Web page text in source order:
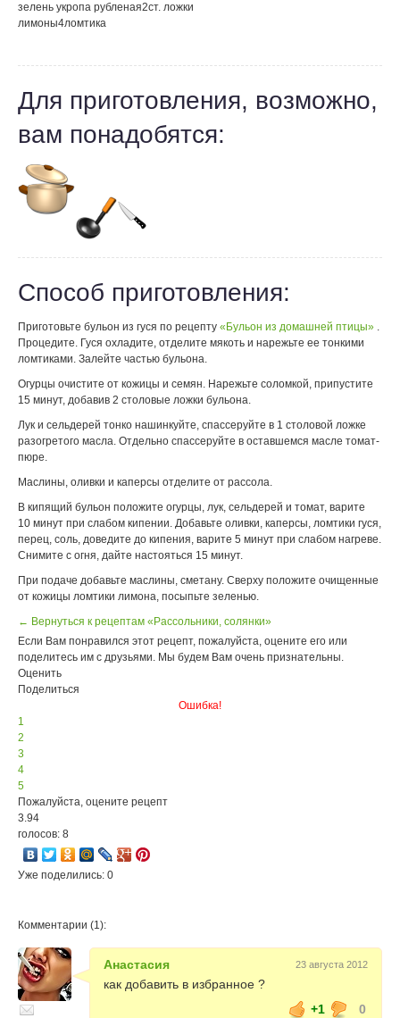
зелень укропа рубленая2ст. ложки
лимоны4ломтика
Для приготовления, возможно,
вам понадобятся:
Способ приготовления:
Приготовьте бульон из гуся по рецепту «Бульон из домашней птицы» .
Процедите. Гуся охладите, отделите мякоть и нарежьте ее тонкими
ломтиками. Залейте частью бульона.
Огурцы очистите от кожицы и семян. Нарежьте соломкой, припустите
15 минут, добавив 2 столовые ложки бульона.
Лук и сельдерей тонко нашинкуйте, спассеруйте в 1 столовой ложке
разогретого масла. Отдельно спассеруйте в оставшемся масле томат-
пюре.
Маслины, оливки и каперсы отделите от рассола.
В кипящий бульон положите огурцы, лук, сельдерей и томат, варите
10 минут при слабом кипении. Добавьте оливки, каперсы, ломтики гуся,
перец, соль, доведите до кипения, варите 5 минут при слабом нагреве.
Снимите с огня, дайте настояться 15 минут.
При подаче добавьте маслины, сметану. Сверху положите очищенные
от кожицы ломтики лимона, посыпьте зеленью.
← Вернуться к рецептам «Рассольники, солянки»
Если Вам понравился этот рецепт, пожалуйста, оцените его или
поделитесь им с друзьями. Мы будем Вам очень признательны.
Оценить
Поделиться
Ошибка!
1
2
3
4
5
Пожалуйста, оцените рецепт
3.94
голосов: 8
Уже поделились: 0
Комментарии (1):
Анастасия 23 августа 2012
как добавить в избранное ?
+1
0